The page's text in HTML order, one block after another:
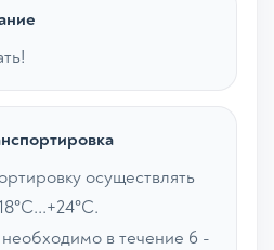
осуществлять
в течение 6 -